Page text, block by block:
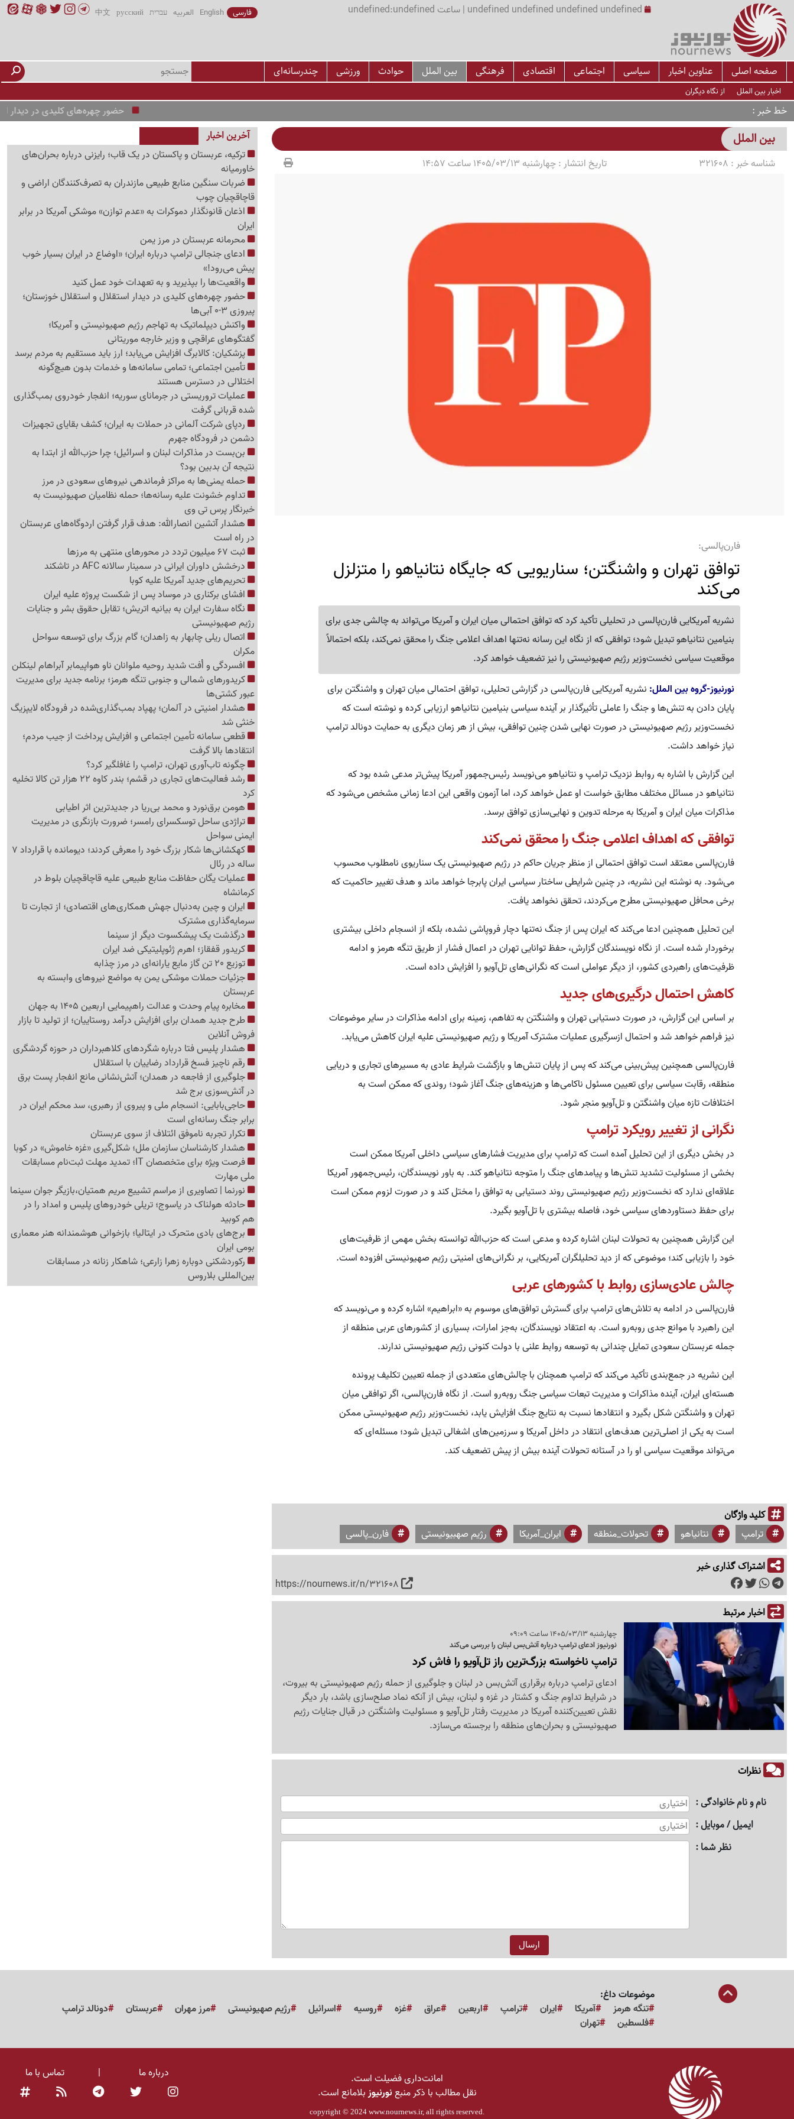
undefined undefined undefined undefined | ساعت undefined:undefined فارسی English العربیه עברית русский
中文
صفحه اصلی عناوین اخبار سیاسی اجتماعی اقتصادی فرهنگی بین الملل حوادث ورزشی چندرسانه‌ای
اخبار بین الملل از نگاه دیگران
خط خبر حضور چهره‌های کلیدی در دیدار استقلال و
بین الملل
شناسه خبر : 321608 تاریخ انتشار :چهارشنبه 1405/03/13 ساعت 14:57
فارن‌پالسی:
توافق تهران و واشنگتن؛ سناریویی که جایگاه نتانیاهو را متزلزل
می‌کند
نشریه آمریکایی فارن‌پالسی در تحلیلی تأکید کرد که توافق احتمالی میان ایران و آمریکا می‌تواند به چالشی جدی برای
بنیامین نتانیاهو تبدیل شود؛ توافقی که از نگاه این رسانه نه‌تنها اهداف اعلامی جنگ را محقق نمی‌کند، بلکه احتمالاً
موقعیت سیاسی نخست‌وزیر رژیم صهیونیستی را نیز تضعیف خواهد کرد.
نورنیوز-گروه بین الملل: نشریه آمریکایی فارن‌پالسی در گزارشی تحلیلی، توافق احتمالی میان تهران و واشنگتن برای
پایان دادن به تنش‌ها و جنگ را عاملی تأثیرگذار بر آینده سیاسی بنیامین نتانیاهو ارزیابی کرده و نوشته است که
نخست‌وزیر رژیم صهیونیستی در صورت نهایی شدن چنین توافقی، بیش از هر زمان دیگری به حمایت دونالد ترامپ
نیاز خواهد داشت.
این گزارش با اشاره به روابط نزدیک ترامپ و نتانیاهو می‌نویسد رئیس‌جمهور آمریکا پیش‌تر مدعی شده بود که
نتانیاهو در مسائل مختلف مطابق خواست او عمل خواهد کرد، اما آزمون واقعی این ادعا زمانی مشخص می‌شود که
مذاکرات میان ایران و آمریکا به مرحله تدوین و نهایی‌سازی توافق برسد.
توافقی که اهداف اعلامی جنگ را محقق نمی‌کند
فارن‌پالسی معتقد است توافق احتمالی از منظر جریان حاکم در رژیم صهیونیستی یک سناریوی نامطلوب محسوب
می‌شود. به نوشته این نشریه، در چنین شرایطی ساختار سیاسی ایران پابرجا خواهد ماند و هدف تغییر حاکمیت که
برخی محافل صهیونیستی مطرح می‌کردند، تحقق نخواهد یافت.
این تحلیل همچنین ادعا می‌کند که ایران پس از جنگ نه‌تنها دچار فروپاشی نشده، بلکه از انسجام داخلی بیشتری
برخوردار شده است. از نگاه نویسندگان گزارش، حفظ توانایی تهران در اعمال فشار از طریق تنگه هرمز و ادامه
ظرفیت‌های راهبردی کشور، از دیگر عواملی است که نگرانی‌های تل‌آویو را افزایش داده است.
کاهش احتمال درگیری‌های جدید
بر اساس این گزارش، در صورت دستیابی تهران و واشنگتن به تفاهم، زمینه برای ادامه مذاکرات در سایر موضوعات
نیز فراهم خواهد شد و احتمال ازسرگیری عملیات مشترک آمریکا و رژیم صهیونیستی علیه ایران کاهش می‌یابد.
فارن‌پالسی همچنین پیش‌بینی می‌کند که پس از پایان تنش‌ها و بازگشت شرایط عادی به مسیرهای تجاری و دریایی
منطقه، رقابت سیاسی برای تعیین مسئول ناکامی‌ها و هزینه‌های جنگ آغاز شود؛ روندی که ممکن است به
اختلافات تازه میان واشنگتن و تل‌آویو منجر شود.
نگرانی از تغییر رویکرد ترامپ
در بخش دیگری از این تحلیل آمده است که ترامپ برای مدیریت فشارهای سیاسی داخلی آمریکا ممکن است
بخشی از مسئولیت تشدید تنش‌ها و پیامدهای جنگ را متوجه نتانیاهو کند. به باور نویسندگان، رئیس‌جمهور آمریکا
علاقه‌ای ندارد که نخست‌وزیر رژیم صهیونیستی روند دستیابی به توافق را مختل کند و در صورت لزوم ممکن است
برای حفظ دستاوردهای سیاسی خود، فاصله بیشتری با تل‌آویو بگیرد.
این گزارش همچنین به تحولات لبنان اشاره کرده و مدعی است که حزب‌الله توانسته بخش مهمی از ظرفیت‌های
خود را بازیابی کند؛ موضوعی که از دید تحلیلگران آمریکایی، بر نگرانی‌های امنیتی رژیم صهیونیستی افزوده است.
چالش عادی‌سازی روابط با کشورهای عربی
فارن‌پالسی در ادامه به تلاش‌های ترامپ برای گسترش توافق‌های موسوم به «ابراهیم» اشاره کرده و می‌نویسد که
این راهبرد با موانع جدی روبه‌رو است. به اعتقاد نویسندگان، به‌جز امارات، بسیاری از کشورهای عربی منطقه از
جمله عربستان سعودی تمایل چندانی به توسعه روابط علنی با دولت کنونی رژیم صهیونیستی ندارند.
این نشریه در جمع‌بندی تأکید می‌کند که ترامپ همچنان با چالش‌های متعددی از جمله تعیین تکلیف پرونده
هسته‌ای ایران، آینده مذاکرات و مدیریت تبعات سیاسی جنگ روبه‌رو است. از نگاه فارن‌پالسی، اگر توافقی میان
تهران و واشنگتن شکل بگیرد و انتقادها نسبت به نتایج جنگ افزایش یابد، نخست‌وزیر رژیم صهیونیستی ممکن
است به یکی از اصلی‌ترین هدف‌های انتقاد در داخل آمریکا و سرزمین‌های اشغالی تبدیل شود؛ مسئله‌ای که
می‌تواند موقعیت سیاسی او را در آستانه تحولات آینده بیش از پیش تضعیف کند.
کلید واژگان
ترامپ نتانیاهو تحولات_منطقه ایران_آمریکا رژیم صهبیونیستی فارن_پالسی
اشتراک گذاری خبر
https://nournews.ir/n/321608
اخبار مرتبط
چهارشنبه 1405/03/13 ساعت 09:09
نورنیوز ادعای ترامپ درباره آتش‌بس لبنان را بررسی می‌کند
ترامپ ناخواسته بزرگ‌ترین راز تل‌آویو را فاش کرد
ادعای ترامپ درباره برقراری آتش‌بس در لبنان و جلوگیری از حمله رژیم صهیونیستی به بیروت،
در شرایط تداوم جنگ و کشتار در غزه و لبنان، بیش از آنکه نماد صلح‌سازی باشد، بار دیگر
نقش تعیین‌کننده آمریکا در مدیریت رفتار تل‌آویو و مسئولیت واشنگتن در قبال جنایات رژیم
صهیونیستی و بحران‌های منطقه را برجسته می‌سازد.
نظرات
نام و نام خانوادگی
ایمیل / موبایل
نظر شما
آخرین اخبار
ترکیه، عربستان و پاکستان در یک قاب؛ رایزنی درباره بحران‌های
خاورمیانه
ضربات سنگین منابع طبیعی مازندران به تصرف‌کنندگان اراضی و
قاچاقچیان چوب
اذعان قانونگذار دموکرات به «عدم توازن» موشکی آمریکا در برابر
ایران
محرمانه عربستان در مرز یمن
ادعای جنجالی ترامپ درباره ایران؛ «اوضاع در ایران بسیار خوب
پیش می‌رود!»
واقعیت‌ها را بپذیرید و به تعهدات خود عمل کنید
حضور چهره‌های کلیدی در دیدار استقلال و استقلال خوزستان؛
پیروزی 3-0 آبی‌ها
واکنش دیپلماتیک به تهاجم رژیم صهیونیستی و آمریکا؛
گفتگوهای عراقچی و وزیر خارجه موریتانی
پزشکیان: کالابرگ افزایش می‌یابد؛ ارز باید مستقیم به مردم برسد
تأمین اجتماعی؛ تمامی سامانه‌ها و خدمات بدون هیچ‌گونه
اختلالی در دسترس هستند
عملیات تروریستی در جرمانای سوریه؛ انفجار خودروی بمب‌گذاری
شده قربانی گرفت
ردپای شرکت آلمانی در حملات به ایران؛ کشف بقایای تجهیزات
دشمن در فرودگاه جهرم
بن‌بست در مذاکرات لبنان و اسرائیل؛ چرا حزب‌الله از ابتدا به
نتیجه آن بدبین بود؟
حمله یمنی‌ها به مراکز فرماندهی نیروهای سعودی در مرز
تداوم خشونت علیه رسانه‌ها؛ حمله نظامیان صهیونیست به
خبرنگار پرس تی وی
هشدار آتشین انصارالله: هدف قرار گرفتن اردوگاه‌های عربستان
در راه است
ثبت 67 میلیون تردد در محورهای منتهی به مرزها
درخشش داوران ایرانی در سمینار سالانه AFC در تاشکند
تحریم‌های جدید آمریکا علیه کوبا
افشای برکناری در موساد پس از شکست پروژه علیه ایران
نگاه سفارت ایران به بیانیه اتریش؛ تقابل حقوق بشر و جنایات
رژیم صهیونیستی
اتصال ریلی چابهار به زاهدان؛ گام بزرگ برای توسعه سواحل
مکران
افسردگی و اُفت شدید روحیه ملوانان ناو هواپیمابر آبراهام لینکلن
کریدورهای شمالی و جنوبی تنگه هرمز؛ برنامه جدید برای مدیریت
عبور کشتی‌ها
هشدار امنیتی در آلمان؛ پهپاد بمب‌گذاری‌شده در فرودگاه لایپزیگ
خنثی شد
قطعی سامانه تأمین اجتماعی و افزایش پرداخت از جیب مردم؛
انتقادها بالا گرفت
چگونه تاب‌آوری تهران، ترامپ را غافلگیر کرد؟
رشد فعالیت‌های تجاری در قشم؛ بندر کاوه 22 هزار تن کالا تخلیه
کرد
هومن برق‌نورد و محمد بی‌ریا در جدیدترین اثر اطیابی
تراژدی ساحل توسکسرای رامسر؛ ضرورت بازنگری در مدیریت
ایمنی سواحل
کهکشانی‌ها شکار بزرگ خود را معرفی کردند؛ دیومانده با قرارداد 7
ساله در رئال
عملیات یگان حفاظت منابع طبیعی علیه قاچاقچیان بلوط در
کرمانشاه
ایران و چین به‌دنبال جهش همکاری‌های اقتصادی؛ از تجارت تا
سرمایه‌گذاری مشترک
درگذشت یک پیشکسوت دیگر از سینما
کریدور قفقاز؛ اهرم ژئوپلیتیکی ضد ایران
توزیع 20 تن گاز مایع یارانه‌ای در مرز چذابه
جزئیات حملات موشکی یمن به مواضع نیروهای وابسته به
عربستان
مخابره پیام وحدت و عدالت راهپیمایی اربعین 1405 به جهان
طرح جدید همدان برای افزایش درآمد روستاییان؛ از تولید تا بازار
فروش آنلاین
هشدار پلیس فتا درباره شگردهای کلاهبرداران در حوزه گردشگری
رقم ناچیز فسخ قرارداد رضاییان با استقلال
جلوگیری از فاجعه در همدان؛ آتش‌نشانی مانع انفجار پست برق
در آتش‌سوزی برج شد
حاجی‌بابایی: انسجام ملی و پیروی از رهبری، سد محکم ایران در
برابر جنگ رسانه‌ای است
تکرار تجربه ناموفق ائتلاف از سوی عربستان
هشدار کارشناسان سازمان ملل؛ شکل‌گیری «غزه‌ خاموش» در کوبا
فرصت ویژه برای متخصصان IT؛ تمدید مهلت ثبت‌نام مسابقات
ملی مهارت
نورنما | تصاویری از مراسم تشییع مریم همتیان،بازیگر جوان سینما
حادثه هولناک در یاسوج؛ تریلی خودروهای پلیس و امداد را در
هم کوبید
برج‌های بادی متحرک در ایتالیا؛ بازخوانی هوشمندانه هنر معماری
بومی ایران
رکوردشکنی دوباره زهرا زارعی؛ شاهکار زنانه در مسابقات
بین‌المللی بلاروس
موضوعات داغ:
تنگه هرمز
آمریکا ایران ترامپ اربعین عراق غزه روسیه اسرائیل رژیم صهیونیستی مرز مهران عربستان
دونالد ترامپ
فلسطین
تهران
امانت‌داری فضیلت است.
نقل مطالب با ذکر منبعنورنیوزبلامانع است.
copyright © 2024 www.nournews.ir, all rights reserved.
درباره ما | تماس با ما